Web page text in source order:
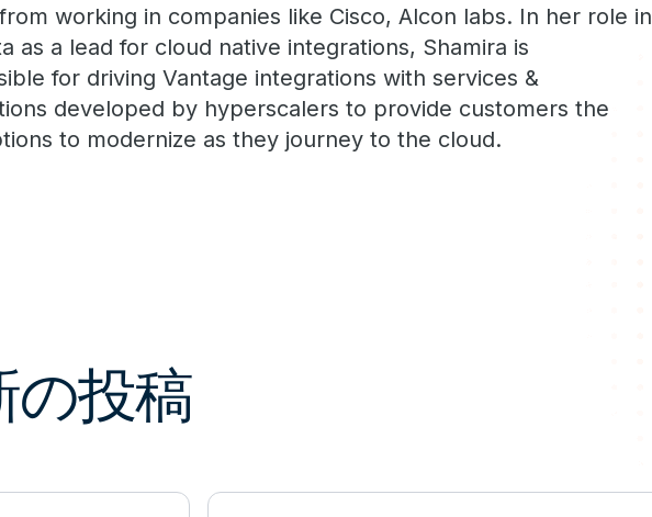
working in companies like Cisco, Alcon labs. In her role in
as a lead for cloud native integrations, Shamira is
for driving Vantage integrations with services &
developed by hyperscalers to provide customers the
to modernize as they journey to the cloud.
の投稿